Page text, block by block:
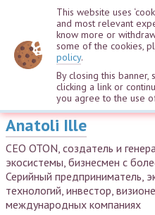
Anatoli Ille
CEO OTON, создатель и
экосистемы, бизнесмен с
Серийный предприниматель,
технологий, инвестор,
международных компаниях
This website uses
and most relevant
know more or
some of the cookies,
policy.
By closing this banner,
clicking a link or
you agree to the use